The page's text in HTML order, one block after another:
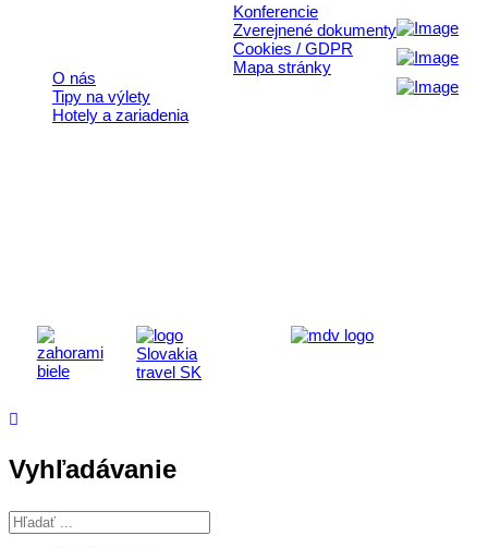
O nás
Tipy na výlety
Hotely a zariadenia
Konferencie
Zverejnené dokumenty
Cookies / GDPR
Mapa stránky
Vyhľadávanie